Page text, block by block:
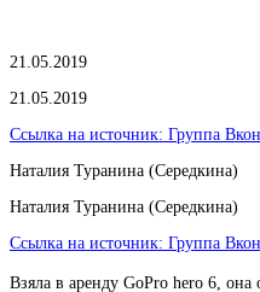
21.05.2019
21.05.2019
Ссылка на источник: Группа
Наталия Туранина (Середкина)
Наталия Туранина (Середкина)
Ссылка на источник: Группа
Взяла в аренду GoPro hero 6,